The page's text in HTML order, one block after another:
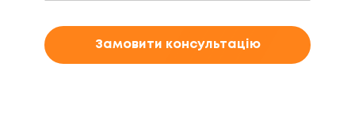
Замовити консультацію